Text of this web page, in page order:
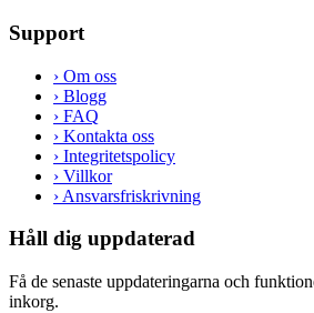
Support
› Om oss
› Blogg
› FAQ
› Kontakta oss
› Integritetspolicy
› Villkor
› Ansvarsfriskrivning
Håll dig uppdaterad
Få de senaste uppdateringarna och
inkorg.